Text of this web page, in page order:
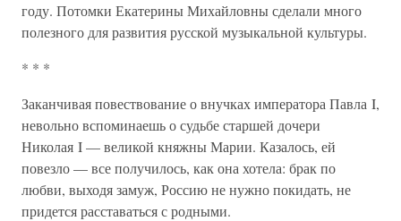
году. Потомки Екатерины Михайловны сделали много
полезного для развития русской музыкальной культуры.
* * *
Заканчивая повествование о внучках императора Павла I,
невольно вспоминаешь о судьбе старшей дочери
Николая I — великой княжны Марии. Казалось, ей
повезло — все получилось, как она хотела: брак по
любви, выходя замуж, Россию не нужно покидать, не
придется расставаться с родными.